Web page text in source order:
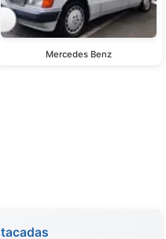
Mercedes Benz